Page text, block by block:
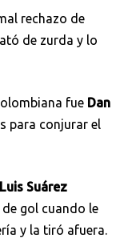
rechazo de
de zurda y lo
fue Dan
para conjurar el
Luis Suárez
gol cuando le
y la tiró afuera.